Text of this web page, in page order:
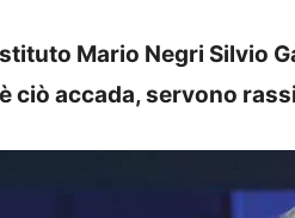
Mario Negri Silvio
ciò accada, servono